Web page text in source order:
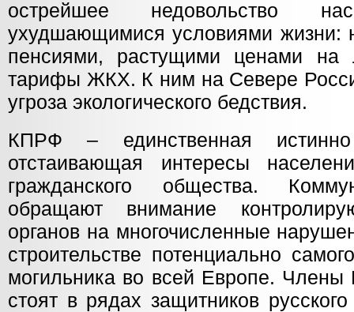
острейшее недовольство
ухудшающимися условиями жизни:
пенсиями, растущими ценами на
тарифы ЖКХ. К ним на Севере
угроза экологического бедствия.
КПРФ – единственная
отстаивающая интересы
гражданского общества.
обращают внимание
органов на многочисленные
строительстве потенциально
могильника во всей Европе.
стоят в рядах защитников